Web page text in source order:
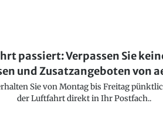
passiert: Verpassen Sie
und Zusatzangeboten von
Sie von Montag bis Freitag
der Luftfahrt direkt in Ihr Postfach..